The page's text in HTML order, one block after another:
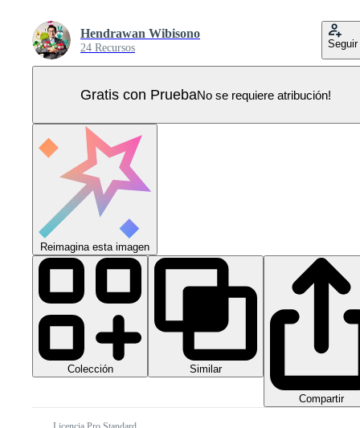
Hendrawan Wibisono
24 Recursos Seguir
Gratis con PruebaNo se requiere atribución!
Reimagina esta imagen
Colección Similar
Compartir